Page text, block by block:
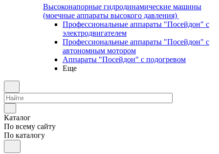
Высоконапорные гидродинамические машины
(моечные аппараты высокого давления)
Профессиональные аппараты "Посейдон" с
электродвигателем
Профессиональные аппараты "Посейдон" с
автономным мотором
Аппараты "Посейдон" с подогревом
Еще
Каталог
По всему сайту
По каталогу